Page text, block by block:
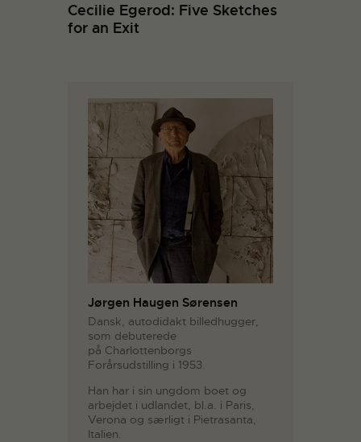
Cecilie Egerod: Five Sketches
for an Exit
Jørgen Haugen Sørensen
Dansk, autodidakt billedhugger,
som debuterede
på Charlottenborgs
Forårsudstilling i 1953.
Han har i sin ungdom boet og
arbejdet i udlandet, bl.a. i Paris,
Verona og særligt i Pietrasanta,
Italien.